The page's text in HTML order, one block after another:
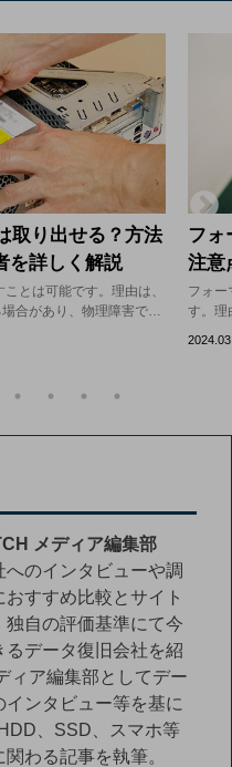
取り出せる？方法
を詳しく解説
とは可能です。理由は、
合があり、物理障害でも
るからです。ただし、通
操作
フォ
注意
フォー
す。理
メディア編集部
へのインタビューや調
すすめ比較とサイト
独自の評価基準にて今
るデータ復旧会社を紹
ィア編集部としてデー
インタビュー等を基に
、SSD、スマホ等
わる記事を執筆。